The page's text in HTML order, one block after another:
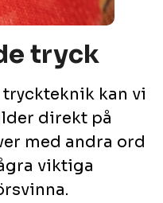
tryck
kan vi
direkt på
med andra ord
viktiga